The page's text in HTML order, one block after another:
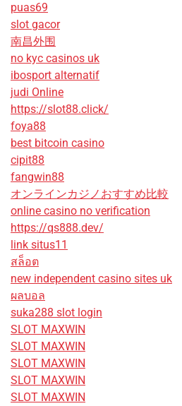
puas69
slot gacor
南昌外围
no kyc casinos uk
ibosport alternatif
judi Online
https://slot88.click/
foya88
best bitcoin casino
cipit88
fangwin88
オンラインカジノおすすめ比較
online casino no verification
https://qs888.dev/
link situs11
สล็อต
new independent casino sites uk
ผลบอล
suka288 slot login
SLOT MAXWIN
SLOT MAXWIN
SLOT MAXWIN
SLOT MAXWIN
SLOT MAXWIN